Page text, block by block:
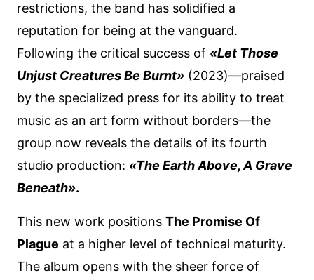
restrictions, the band has solidified a
reputation for being at the vanguard.
Following the critical success of «Let Those
Unjust Creatures Be Burnt» (2023)—praised
by the specialized press for its ability to treat
music as an art form without borders—the
group now reveals the details of its fourth
studio production: «The Earth Above, A Grave
Beneath».
This new work positions The Promise Of
Plague at a higher level of technical maturity.
The album opens with the sheer force of